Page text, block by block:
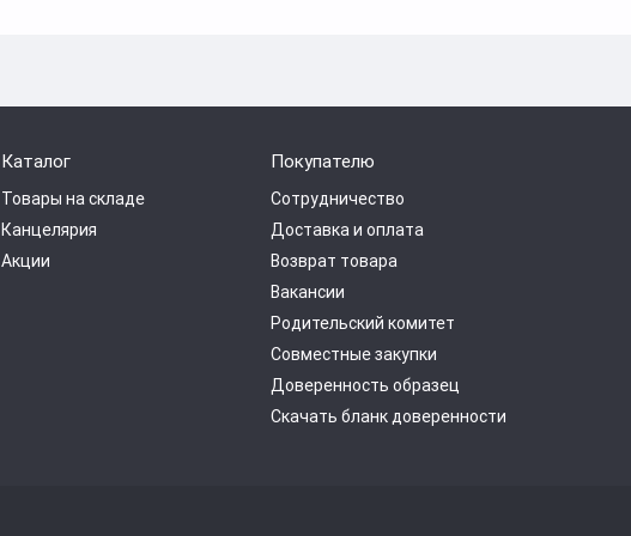
Каталог
Товары на складе
Канцелярия
Акции
Покупателю
Сотрудничество
Доставка и оплата
Возврат товара
Вакансии
Родительский комитет
Совместные закупки
Доверенность образец
Скачать бланк доверенности